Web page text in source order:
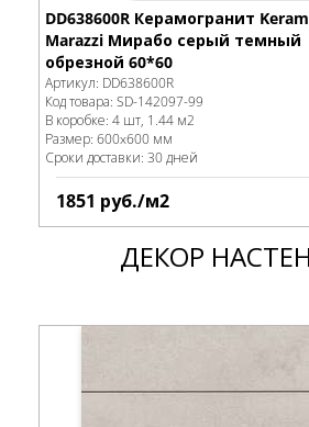
DD638600R Керамогранит
Marazzi Мирабо серый темный
обрезной 60*60
Артикул: DD638600R
Код товара: SD-142097-99
В коробке: 4 шт, 1.44 м2
Размер: 600x600 мм
Сроки доставки: 30 дней
1851 руб./м2
ДЕКОР